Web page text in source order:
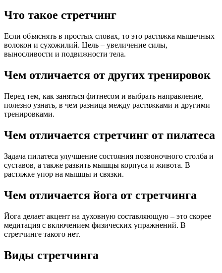
Что такое стретчинг
Если объяснять в простых словах, то это растяжка мышечных
волокон и сухожилий. Цель – увеличение силы,
выносливости и подвижности тела.
Чем отличается от других тренировок
Перед тем, как заняться фитнесом и выбрать направление,
полезно узнать, в чем разница между растяжками и другими
тренировками.
Чем отличается стретчинг от пилатеса
Задача пилатеса улучшение состояния позвоночного столба и
суставов, а также развить мышцы корпуса и живота. В
растяжке упор на мышцы и связки.
Чем отличается йога от стретчинга
Йога делает акцент на духовную составляющую – это скорее
медитация с включением физических упражнений. В
стретчинге такого нет.
Виды стретчинга